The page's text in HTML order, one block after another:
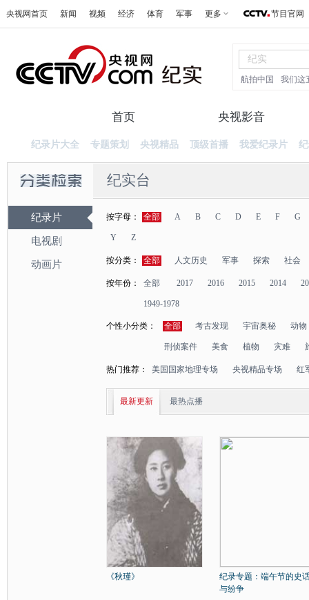
央视网首页 新闻 视频 经济 体育 军事 更多 节目官网
航拍中国 我们这
首页
纪录片大全 专题策划 央视精品 顶级首播 我爱纪录片
央视影音
纪录片
电视剧
动画片
纪实台
按字母： 全部 A B C D E F G
Y Z
按分类： 全部 人文历史 军事 探索 社会
按年份： 全部 2017 2016 2015 2014
1949-1978
个性小分类： 全部 考古发现 宇宙奥秘 动物
刑侦案件 美食 植物 灾难
热门推荐： 美国国家地理专场 央视精品专场 红
最新更新 最热点播
《秋瑾》
纪录专题：端午节的史
与纷争